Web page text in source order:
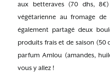
aux betteraves (70 dhs,
végétarienne au fromage
également partagé deux
produits frais et de saison (50
parfum Amlou (amandes,
vous y allez !